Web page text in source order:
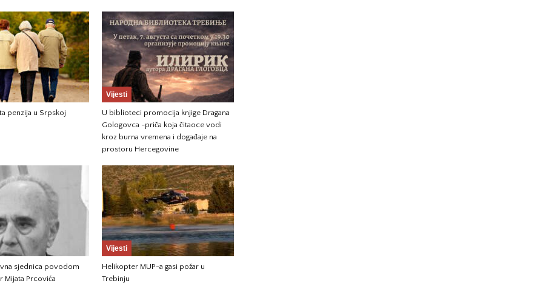
penzija u Srpskoj
Vijesti
U biblioteci promocija knjige Dragana
Gologovca -priča koja čitaoce vodi
kroz burna vremena i događaje na
prostoru Hercegovine
sjednica povodom
Mijata Prcovića
Vijesti
Helikopter MUP-a gasi požar u
Trebinju